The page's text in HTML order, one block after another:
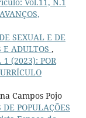
SEXUAL E DE
E ADULTOS ,
(2023): POR
Campos Pojo
DE POPULAÇÕES